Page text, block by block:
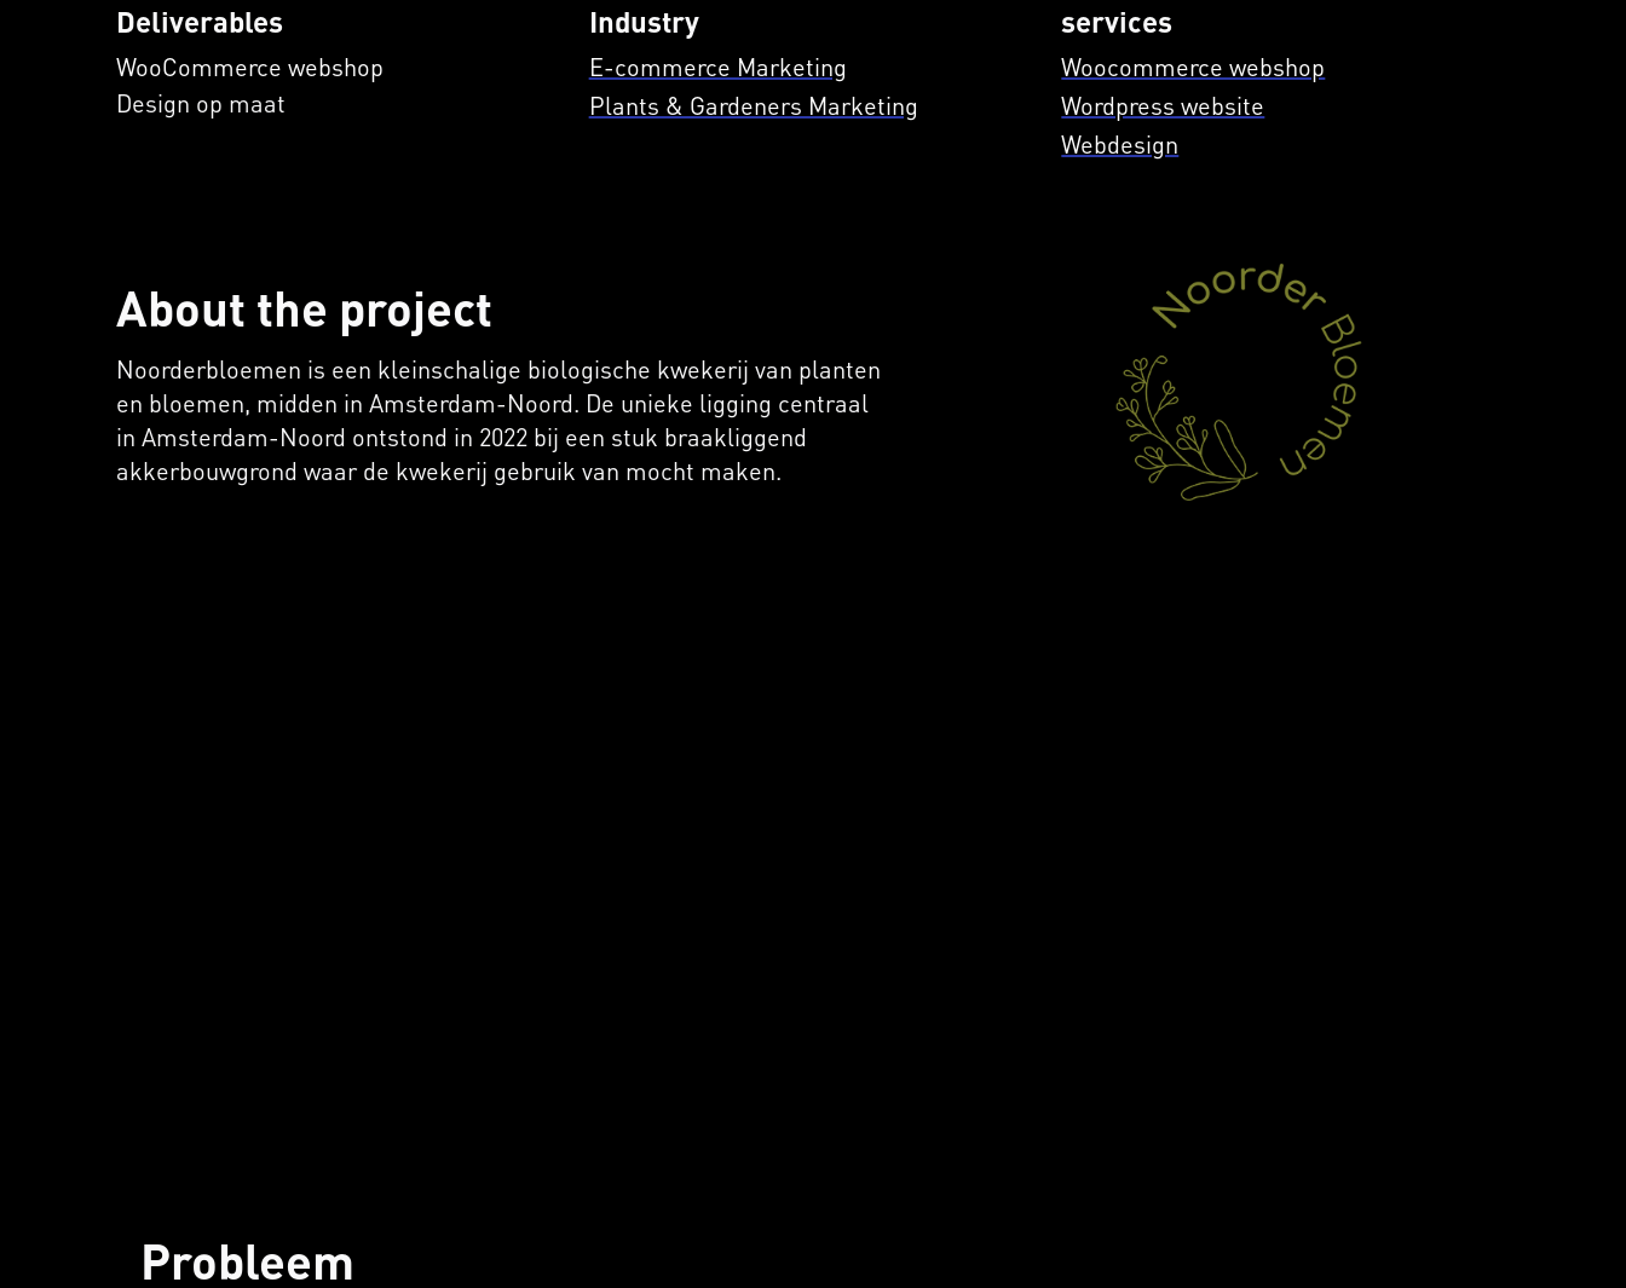
Deliverables
WooCommerce webshop
Design op maat
Industry
E-commerce Marketing
Plants & Gardeners Marketing
services
Woocommerce webshop
Wordpress website
Webdesign
About the project
Noorderbloemen is een kleinschalige biologische kwekerij van planten
en bloemen, midden in Amsterdam-Noord. De unieke ligging centraal
in Amsterdam-Noord ontstond in 2022 bij een stuk braakliggend
akkerbouwgrond waar de kwekerij gebruik van mocht maken.
Probleem